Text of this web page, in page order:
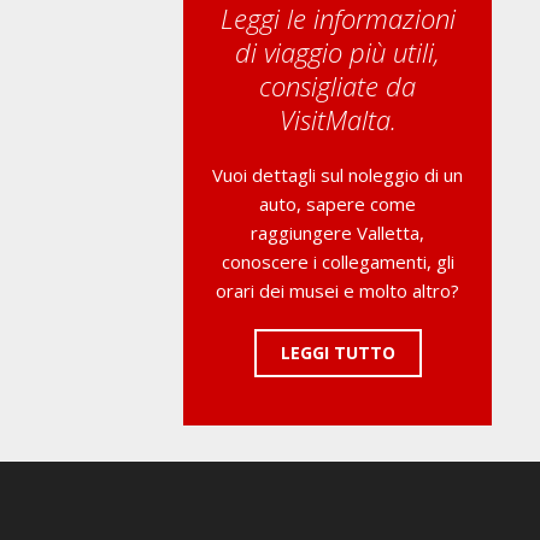
Leggi le informazioni
di viaggio più utili,
consigliate da
VisitMalta.
Vuoi dettagli sul noleggio di un
auto, sapere come
raggiungere Valletta,
conoscere i collegamenti, gli
orari dei musei e molto altro?
LEGGI TUTTO